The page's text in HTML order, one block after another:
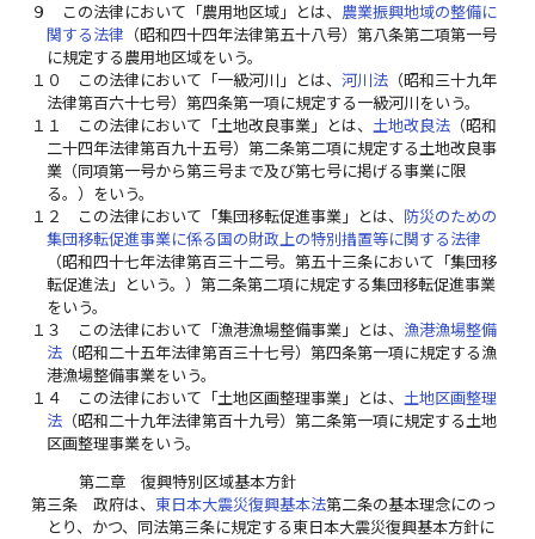
９
この法律において「農用地区域」とは、 農業振興地域の整備に
関する法律 （昭和四十四年法律第五十八号）第八条第二項第一号
に規定する農用地区域をいう。
１０
この法律において「一級河川」とは、河川法 （昭和三十九年
法律第百六十七号）第四条第一項に規定する一級河川をいう。
１１
この法律において「土地改良事業」とは、 土地改良法 （昭和
二十四年法律第百九十五号）第二条第二項に規定する土地改良事
業（同項第一号から第三号まで及び第七号に掲げる事業に限
る。）をいう。
１２
この法律において「集団移転促進事業」とは、 防災のための
集団移転促進事業に係る国の財政上の特別措置等に関する法律
（昭和四十七年法律第百三十二号。第五十三条において「集団移
転促進法」という。）第二条第二項に規定する集団移転促進事業
をいう。
１３
この法律において「漁港漁場整備事業」とは、 漁港漁場整備
法 （昭和二十五年法律第百三十七号）第四条第一項に規定する漁
港漁場整備事業をいう。
１４
この法律において「土地区画整理事業」とは、 土地区画整理
法 （昭和二十九年法律第百十九号）第二条第一項に規定する土地
区画整理事業をいう。
第二章 復興特別区域基本方針
第三条
政府は、東日本大震災復興基本法第二条の基本理念にのっ
とり、かつ、同法第三条に規定する東日本大震災復興基本方針に